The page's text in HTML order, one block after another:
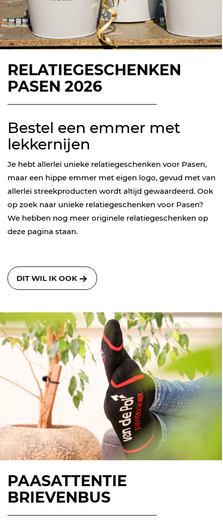
RELATIEGESCHENKEN
PASEN 2026
Bestel een emmer met
lekkernijen
Je hebt allerlei unieke relatiegeschenken voor Pasen,
maar een hippe emmer met eigen logo, gevud met van
allerlei streekproducten wordt altijd gewaardeerd. Ook
op zoek naar unieke relatiegeschenken voor Pasen?
We hebben nog meer originele relatiegeschenken op
deze pagina staan.
DIT WIL IK OOK
PAASATTENTIE
BRIEVENBUS